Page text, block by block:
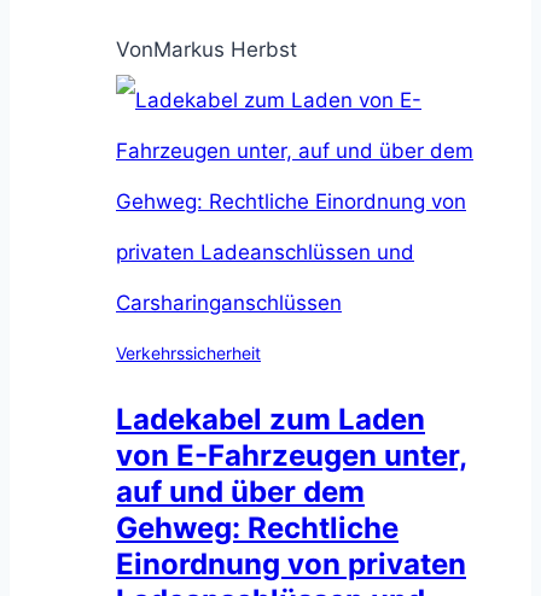
VonMarkus Herbst
Verkehrssicherheit
Ladekabel zum Laden
von E-Fahrzeugen unter,
auf und über dem
Gehweg: Rechtliche
Einordnung von privaten